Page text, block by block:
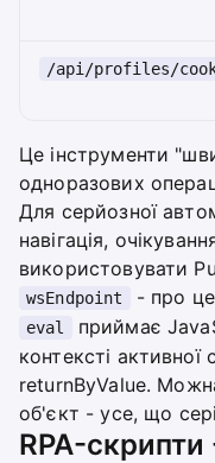
/api/profiles/
Це інструменти
одноразових
Для серйозної
навігація,
використовувати
wsEndpoint - про
eval
приймає
контексті активної
returnByValue.
об'єкт - усе, що
RPA-скрипти